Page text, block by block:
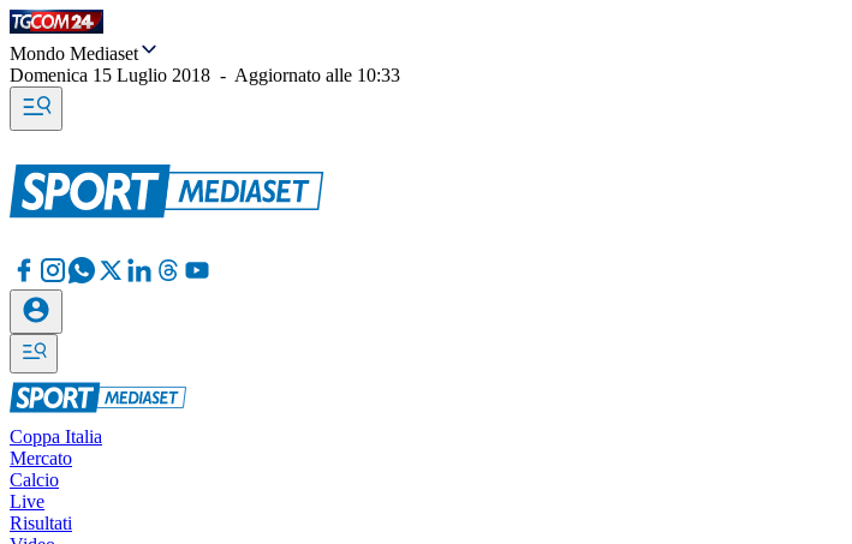
Mondo Mediaset
Domenica 15 Luglio 2018 - Aggiornato alle 10:33
Coppa Italia
Mercato
Calcio
Live
Risultati